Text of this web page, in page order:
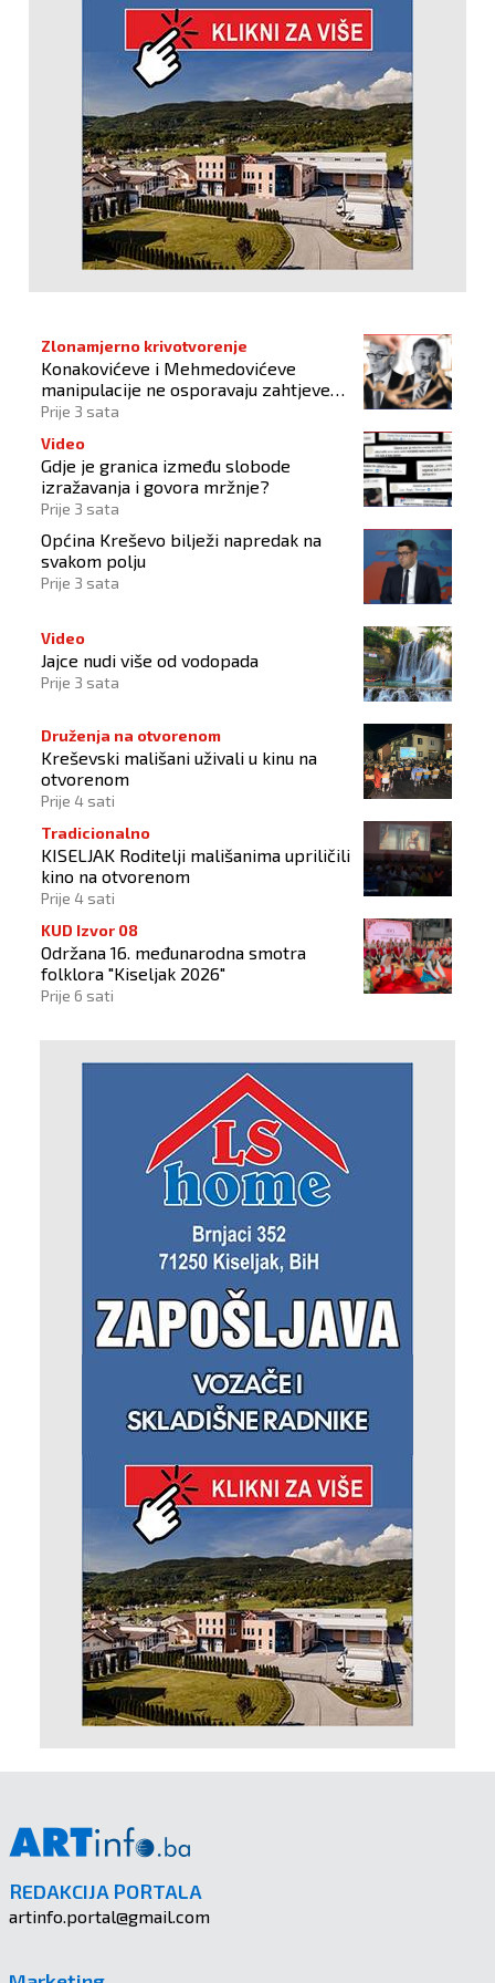
Zlonamjerno krivotvorenje
Konakovićeve i Mehmedovićeve
manipulacije ne osporavaju zahtjeve
Hrvata
Prije 3 sata
Video
Gdje je granica između slobode
izražavanja i govora mržnje?
Prije 3 sata
Općina Kreševo bilježi napredak na
svakom polju
Prije 3 sata
Video
Jajce nudi više od vodopada
Prije 3 sata
Druženja na otvorenom
Kreševski mališani uživali u kinu na
otvorenom
Prije 4 sati
Tradicionalno
KISELJAK Roditelji mališanima upriličili
kino na otvorenom
Prije 4 sati
KUD Izvor 08
Održana 16. međunarodna smotra
folklora "Kiseljak 2026"
Prije 6 sati
REDAKCIJA PORTALA
artinfo.portal@gmail.com